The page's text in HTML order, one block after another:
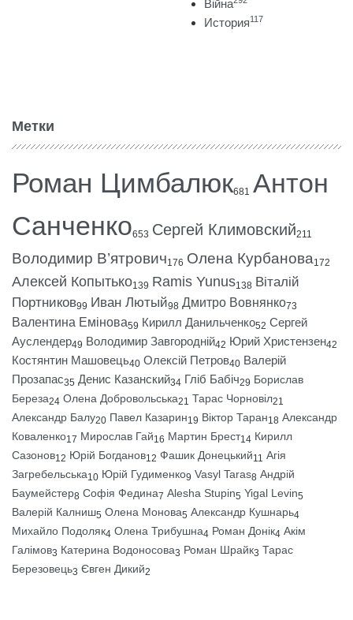
Війна
История117
Метки
Роман Цимбалюк681 Антон
Санченко653 Сергей Климовский211
Володимир В’ятрович176 Олена Курбанова172
Алексей Копытько139 Ramis Yunus138 Віталій
Портников99 Иван Лютый98 Дмитро Вовнянко73
Валентина Емінова59 Кирилл Данильченко52 Сергей
Ауслендер49 Володимир Завгородній42 Юрий Христензен42
Костянтин Машовець40 Олексій Петров40 Валерій
Прозапас35 Денис Казанский34 Гліб Бабіч29 Борислав
Береза24 Олена Добровольська21 Тарас Чорновіл21
Александр Балу20 Павел Казарин19 Віктор Таран18 Александр
Коваленко17 Мирослав Гай16 Мартин Брест14 Кирилл
Сазонов12 Юрій Богданов12 Фашик Донецький11 Агія
Загребельська10 Юрій Гудименко9 Vasyl Taras8 Андрій
Баумейстер8 Софія Федина7 Alesha Stupin5 Yigal Levin5
Валерій Калниш5 Олена Монова5 Александр Кушнарь4
Михайло Подоляк4 Олена Трибушна4 Роман Донік4 Акім
Галімов3 Катерина Водоносова3 Роман Шрайк3 Тарас
Березовець3 Євген Дикий2